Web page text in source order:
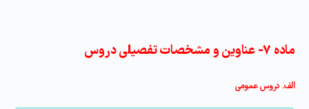
ماده ۷- عناوین و مشخصات تفصیلی دروس
الف. دروس عمومی